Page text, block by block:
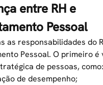
entre RH e
Pessoal
as responsabilidades do
Pessoal. O primeiro é
de pessoas, como:
de desempenho;